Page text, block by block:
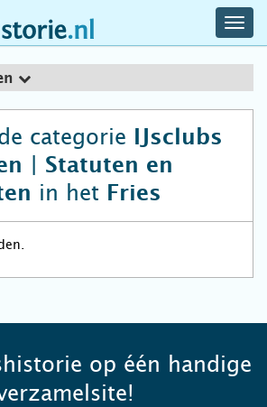
categorie
IJsclubs
| Statuten en
in het Fries
op één handige